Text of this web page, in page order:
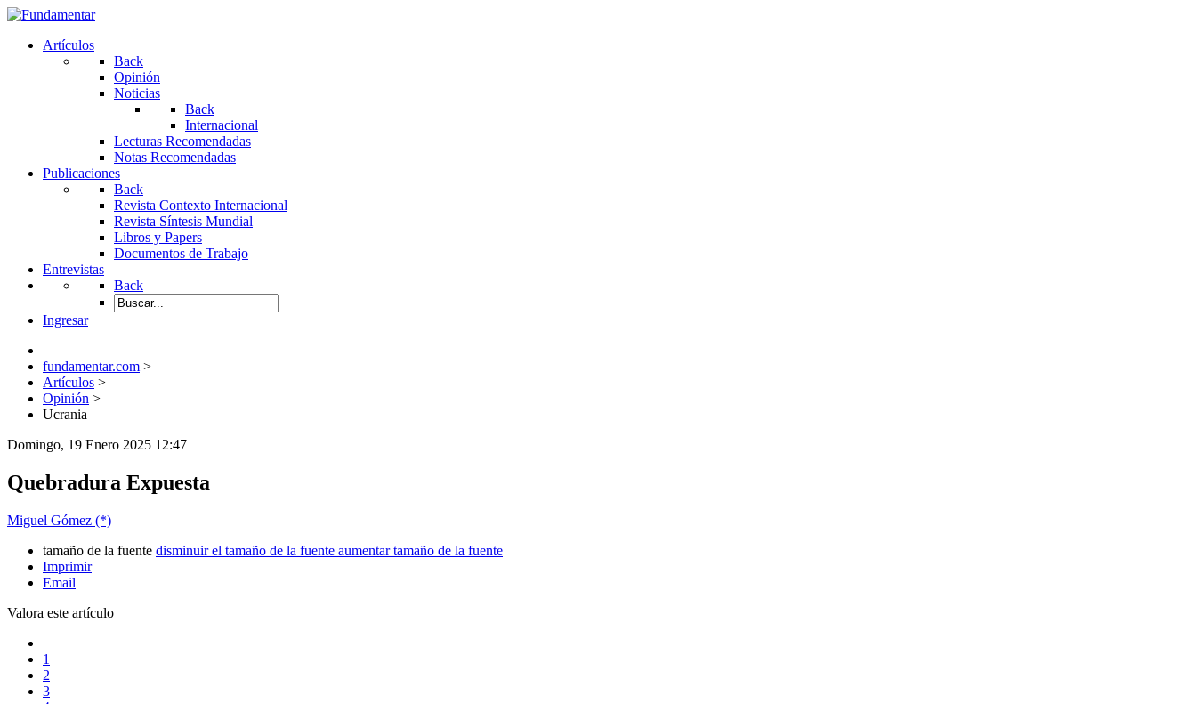
Artículos
Back
Opinión
Noticias
Back
Internacional
Lecturas Recomendadas
Notas Recomendadas
Publicaciones
Back
Revista Contexto Internacional
Revista Síntesis Mundial
Libros y Papers
Documentos de Trabajo
Entrevistas
Back
Ingresar
fundamentar.com >
Artículos >
Opinión >
Ucrania
Domingo, 19 Enero 2025 12:47
Quebradura Expuesta
Miguel Gómez (*)
tamaño de la fuente disminuir el tamaño de la fuente aumentar tamaño de la fuente
Imprimir
Email
Valora este artículo
1
2
3